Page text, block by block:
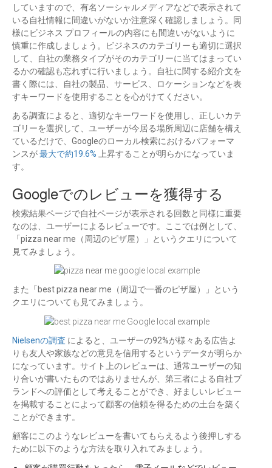
していますので、有名ソーシャルメディアなどで表示されて
いる自社情報に間違いがないか注意深く確認しましょう。同
様にビジネス プロフィールの内容にも間違いがないように
慎重に作成しましょう。ビジネスのカテゴリーも適切に選択
して、自社の業務タイプがそのカテゴリーに当てはまってい
るかの確認も忘れずに行いましょう。自社に関する紹介文を
書く際には、自社の製品、サービス、ロケーションなどを表
すキーワードを使用することを心がけてください。
ある調査によると、適切なキーワードを使用し、正しいカテ
ゴリーを選択して、ユーザーが今居る場所周辺に店舗を構え
ているだけで、Googleのローカル検索におけるパフォーマ
ンスが最大で約19.6% 上昇することが明らかになっていま
す。
Googleでのレビューを獲得する
検索結果ページで自社ページが表示される回数と同様に重要
なのは、ユーザーによるレビューです。ここでは例として、
「pizza near me（周辺のピザ屋）」というクエリについて
見てみましょう。
また「best pizza near me（周辺で一番のピザ屋）」という
クエリについても見てみましょう。
Nielsenの調査 によると、ユーザーの92%が様々ある広告よ
りも友人や家族などの意見を信用するというデータが明らか
になっています。サイト上のレビューは、通常ユーザーの知
り合いが書いたものではありませんが、第三者による自社ブ
ランドへの評価として考えることができ、好ましいレビュー
を掲載することによって顧客の信頼を得るための土台を築く
ことができます。
顧客にこのようなレビューを書いてもらえるよう後押しする
ために以下のような方法を取り入れてみましょう。